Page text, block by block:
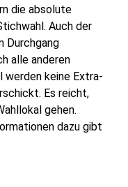
die absolute
Auch der
Durchgang
alle anderen
werden keine Extra-
Es reicht,
gehen.
dazu gibt